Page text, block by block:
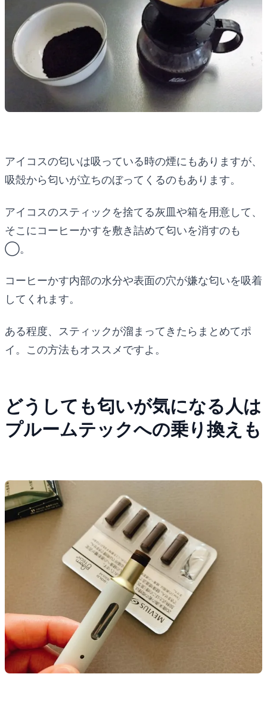
アイコスの匂いは吸っている時の煙にもありますが、
吸殻から匂いが立ちのぼってくるのもあります。
アイコスのスティックを捨てる灰皿や箱を用意して、
そこにコーヒーかすを敷き詰めて匂いを消すのも
◯。
コーヒーかす内部の水分や表面の穴が嫌な匂いを吸着
してくれます。
ある程度、スティックが溜まってきたらまとめてポ
イ。この方法もオススメですよ。
どうしても匂いが気になる人は
プルームテックへの乗り換えも